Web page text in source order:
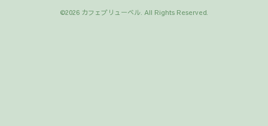
©2026 カフェブリューベル. All Rights Reserved.